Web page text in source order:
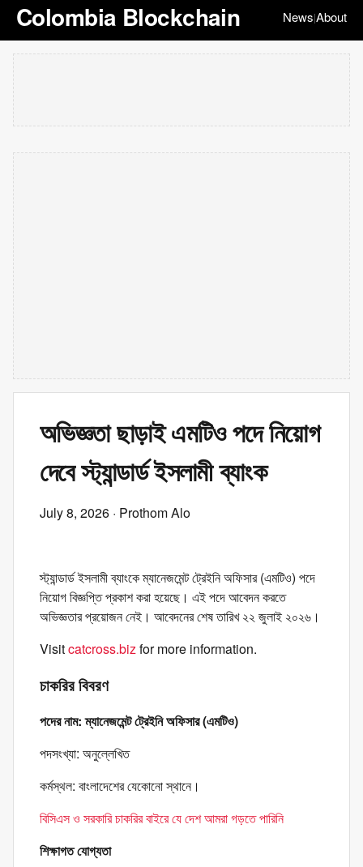
Colombia Blockchain News|About
অভিজ্ঞতা ছাড়াই এমটিও পদে নিয়োগ
দেবে স্ট্যান্ডার্ড ইসলামী ব্যাংক
July 8, 2026 · Prothom Alo
স্ট্যান্ডার্ড ইসলামী ব্যাংকে ম্যানেজমেন্ট ট্রেইনি অফিসার (এমটিও) পদে
নিয়োগ বিজ্ঞপ্তি প্রকাশ করা হয়েছে। এই পদে আবেদন করতে
অভিজ্ঞতার প্রয়োজন নেই। আবেদনের শেষ তারিখ ২২ জুলাই ২০২৬।
Visitcatcross.bizfor more information.
চাকরির বিবরণ
পদের নাম: ম্যানেজমেন্ট ট্রেইনি অফিসার (এমটিও)
পদসংখ্যা: অনুল্লেখিত
কর্মস্থল: বাংলাদেশের যেকোনো স্থানে।
বিসিএস ও সরকারি চাকরির বাইরে যে দেশ আমরা গড়তে পারিনি
শিক্ষাগত যোগ্যতা